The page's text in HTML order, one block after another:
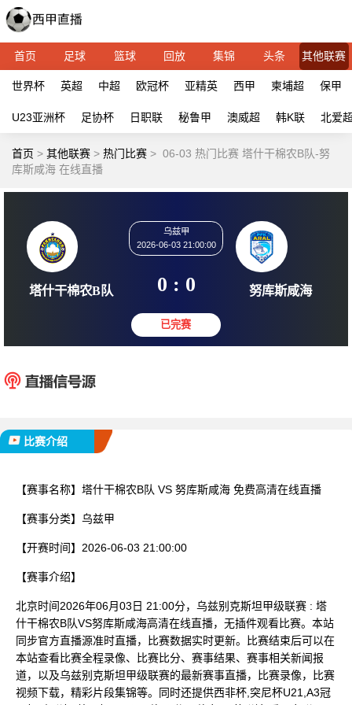
首页 足球 篮球 回放 集锦 头条 其他联赛
世界杯 英超 中超 欧冠杯 亚精英 西甲 柬埔超 保甲
U23亚洲杯 足协杯 日职联 秘鲁甲 澳威超 韩K联 北爱
首页 > 其他联赛 > 热门比赛 > 06-03 热门比赛 塔什干棉农B队-努
库斯咸海 在线直播
2026-06-03 21:00:00
0 : 0
比赛介绍
【赛事名称】 塔什干棉农B队 VS 努库斯咸海 免费高清在线直播
【赛事分类】 乌兹甲
【开赛时间】 2026-06-03 21:00:00
【赛事介绍】
北京时间2026年06月03日 21:00分，乌兹别克斯坦甲级联赛 : 塔
什干棉农B队VS努库斯咸海高清在线直播，无插件观看比赛。本站
同步官方直播源准时直播，比赛数据实时更新。比赛结束后可以在
本站查看比赛全程录像、比赛比分、赛事结果、赛事相关新闻报
道，以及乌兹别克斯坦甲级联赛的最新赛事直播，比赛录像，比赛
视频下载，精彩片段集锦等。同时还提供西非杯,突尼杯U21,A3冠